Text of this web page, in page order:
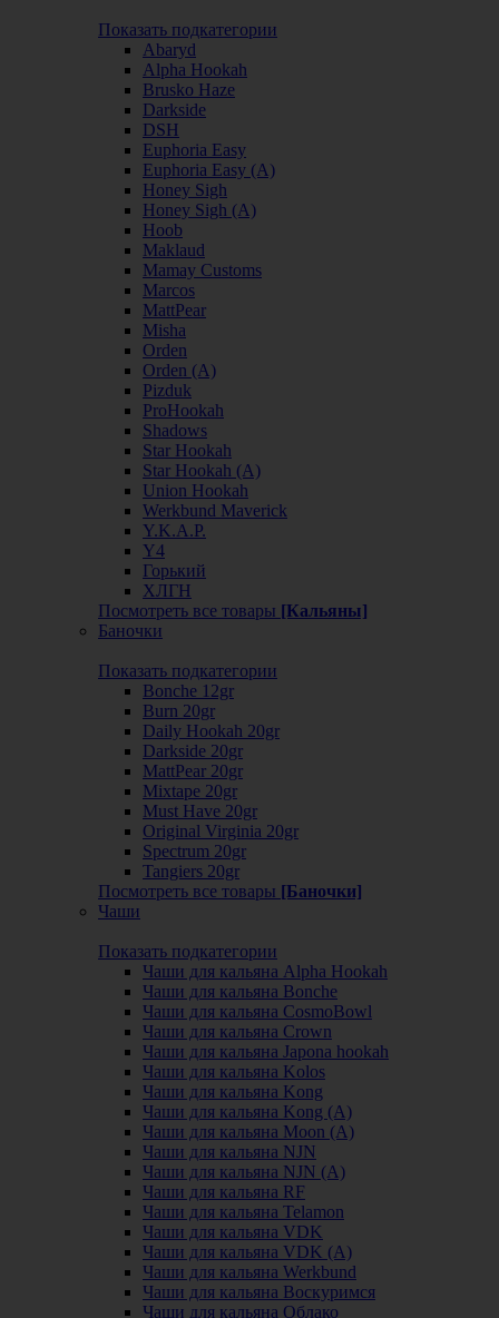
Показать подкатегории
Abaryd
Alpha Hookah
Brusko Haze
Darkside
DSH
Euphoria Easy
Euphoria Easy (А)
Honey Sigh
Honey Sigh (А)
Hoob
Maklaud
Mamay Customs
Marcos
MattPear
Misha
Orden
Orden (А)
Pizduk
ProHookah
Shadows
Star Hookah
Star Hookah (А)
Union Hookah
Werkbund Maverick
Y.K.A.P.
Y4
Горький
ХЛГН
Посмотреть все товары [Кальяны]
Баночки
Показать подкатегории
Bonche 12gr
Burn 20gr
Daily Hookah 20gr
Darkside 20gr
MattPear 20gr
Mixtape 20gr
Must Have 20gr
Original Virginia 20gr
Spectrum 20gr
Tangiers 20gr
Посмотреть все товары [Баночки]
Чаши
Показать подкатегории
Чаши для кальяна Alpha Hookah
Чаши для кальяна Bonche
Чаши для кальяна CosmoBowl
Чаши для кальяна Crown
Чаши для кальяна Japona hookah
Чаши для кальяна Kolos
Чаши для кальяна Kong
Чаши для кальяна Kong (A)
Чаши для кальяна Moon (А)
Чаши для кальяна NJN
Чаши для кальяна NJN (А)
Чаши для кальяна RF
Чаши для кальяна Telamon
Чаши для кальяна VDK
Чаши для кальяна VDK (А)
Чаши для кальяна Werkbund
Чаши для кальяна Воскуримся
Чаши для кальяна Облако